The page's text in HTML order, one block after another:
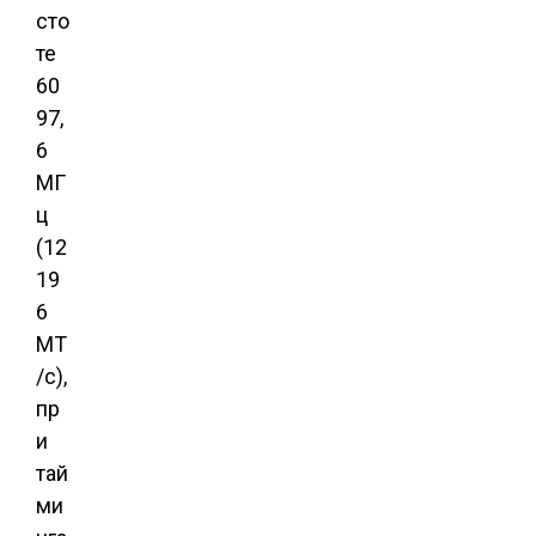
сто
те
60
97,
6
МГ
ц
(12
19
6
МТ
/с),
пр
и
тай
ми